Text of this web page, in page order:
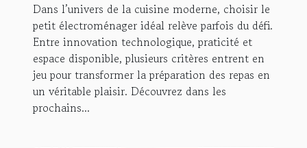
Dans l’univers de la cuisine moderne, choisir le
petit électroménager idéal relève parfois du défi.
Entre innovation technologique, praticité et
espace disponible, plusieurs critères entrent en
jeu pour transformer la préparation des repas en
un véritable plaisir. Découvrez dans les
prochains...